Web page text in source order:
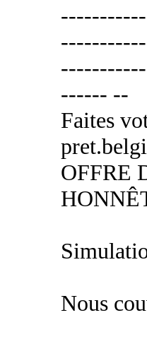
-----------
------ --
Faites
OFFRE
Nous